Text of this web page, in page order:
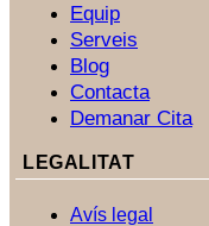
Equip
Serveis
Blog
Contacta
Demanar Cita
LEGALITAT
Avís legal